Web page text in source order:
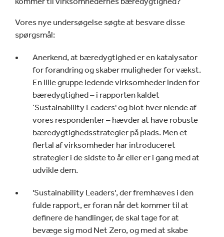
Vores nye undersøgelse søgte at besvare disse
spørgsmål:
Anerkend, at bæredygtighed er en katalysator
for forandring og skaber muligheder for vækst.
En lille gruppe ledende virksomheder inden for
bæredygtighed – i rapporten kaldet
‘Sustainability Leaders' og blot hver niende af
vores respondenter – hævder at have robuste
bæredygtighedsstrategier på plads. Men et
flertal af virksomheder har introduceret
strategier i de sidste to år eller er i gang med at
udvikle dem.
'Sustainability Leaders', der fremhæves i den
fulde rapport, er foran når det kommer til at
definere de handlinger, de skal tage for at
bevæge sig mod Net Zero, og med at skabe